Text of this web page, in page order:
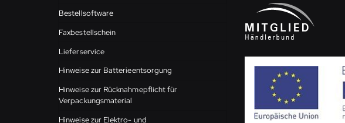
Bestellsoftware
Faxbestellschein
Lieferservice
Hinweise zur Batterieentsorgung
Hinweise zur Rücknahmepflicht für
Verpackungsmaterial
Hinweise zur Elektro- und